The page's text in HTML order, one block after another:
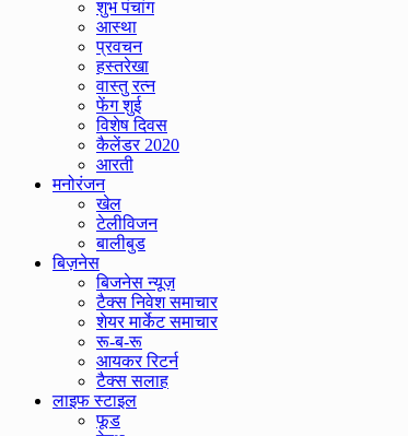
शुभ पंचांग
आस्था
प्रवचन
हस्तरेखा
वास्तु रत्न
फेंग शुई
विशेष दिवस
कैलेंडर 2020
आरती
मनोरंजन
खेल
टेलीविजन
बालीबुड
बिज़नेस
बिजनेस न्यूज़
टैक्स निवेश समाचार
शेयर मार्केट समाचार
रू-ब-रू
आयकर रिटर्न
टैक्स सलाह
लाइफ स्टाइल
फूड